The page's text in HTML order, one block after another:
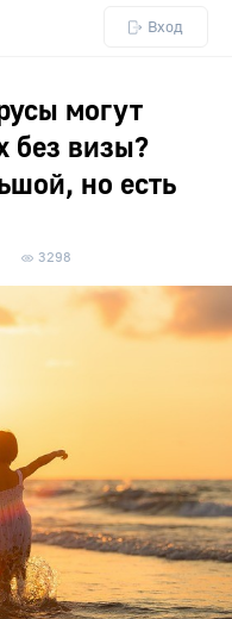
Вход
могут
без визы?
но есть
3298